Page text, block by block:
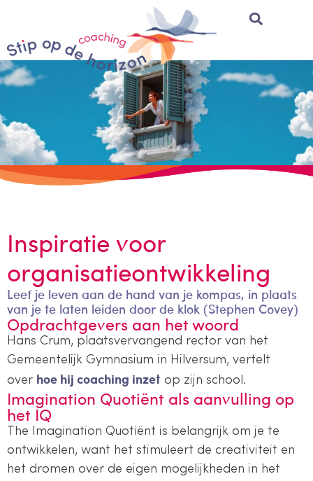
Inspiratie voor
organisatieontwikkeling
Leef je leven aan de hand van je kompas, in plaats
van je te laten leiden door de klok (Stephen Covey)
Opdrachtgevers aan het woord
Hans Crum, plaatsvervangend rector van het
Gemeentelijk Gymnasium in Hilversum, vertelt
over hoe hij coaching inzet op zijn school.
Imagination Quotiënt als aanvulling op
het IQ
The Imagination Quotiënt is belangrijk om je te
ontwikkelen, want het stimuleert de creativiteit en
het dromen over de eigen mogelijkheden in het